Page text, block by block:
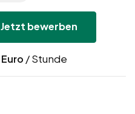
Jetzt bewerben
Euro / Stunde